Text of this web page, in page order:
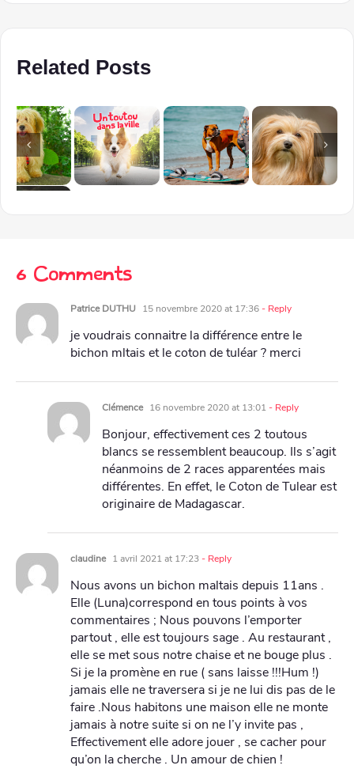
Related Posts
6 Comments
Patrice DUTHU 15 novembre 2020 at 17:36- Reply
je voudrais connaitre la différence entre le
bichon mltais et le coton de tuléar ? merci
Clémence 16 novembre 2020 at 13:01- Reply
Bonjour, effectivement ces 2 toutous
blancs se ressemblent beaucoup. Ils s’agit
néanmoins de 2 races apparentées mais
différentes. En effet, le Coton de Tulear est
originaire de Madagascar.
claudine 1 avril 2021 at 17:23- Reply
Nous avons un bichon maltais depuis 11ans .
Elle (Luna)correspond en tous points à vos
commentaires ; Nous pouvons l’emporter
partout , elle est toujours sage . Au restaurant ,
elle se met sous notre chaise et ne bouge plus .
Si je la promène en rue ( sans laisse !!!Hum !)
jamais elle ne traversera si je ne lui dis pas de le
faire .Nous habitons une maison elle ne monte
jamais à notre suite si on ne l’y invite pas ,
Effectivement elle adore jouer , se cacher pour
qu’on la cherche . Un amour de chien !